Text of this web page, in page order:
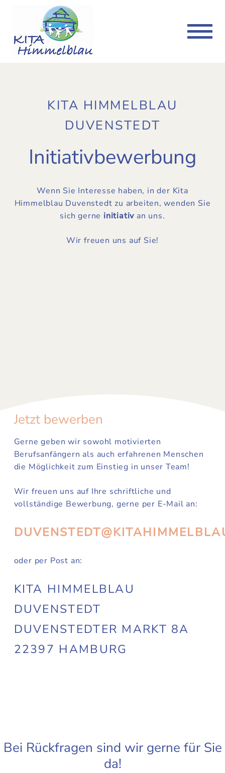
KITA HIMMELBLAU
DUVENSTEDT
Initiativbewerbung
Wenn Sie Interesse haben, in der Kita
Himmelblau Duvenstedt zu arbeiten, wenden Sie
sich gerne initiativ an uns.
Wir freuen uns auf Sie!
Jetzt bewerben
Gerne geben wir sowohl motivierten
Berufsanfängern als auch erfahrenen Menschen
die Möglichkeit zum Einstieg in unser Team!
Wir freuen uns auf Ihre schriftliche und
vollständige Bewerbung, gerne per E-Mail an:
oder per Post an:
KITA HIMMELBLAU
DUVENSTEDT
DUVENSTEDTER MARKT 8A
22397 HAMBURG
Bei Rückfragen sind wir gerne für Sie
da!
Kita Volksdorf
Kita
News & Termine
Downloads
Kita Duvenstedt
Kita
News & Termine
Downloads
Kita Neugraben-Fischbek
Kita
News & Termine
Downloads